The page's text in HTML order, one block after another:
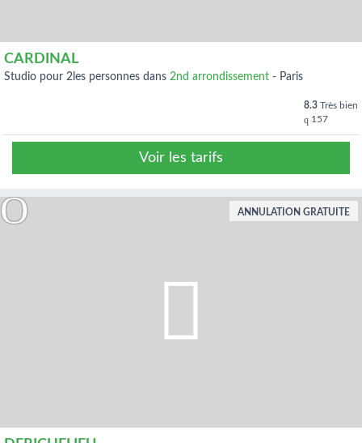
CARDINAL
studio pour 2les personnes dans 2nd arrondissement - Paris
8.3 Très bien
157
Voir les tarifs
ANNULATION GRATUITE